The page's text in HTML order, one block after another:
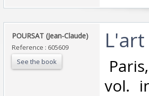
‎POURSAT (Jean-Claude)‎
Reference : 605609
See the book
‎L'art
vol.